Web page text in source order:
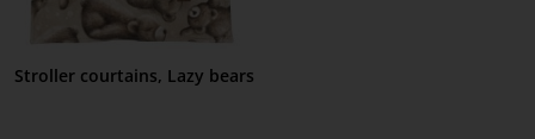
Stroller courtains, Lazy bears